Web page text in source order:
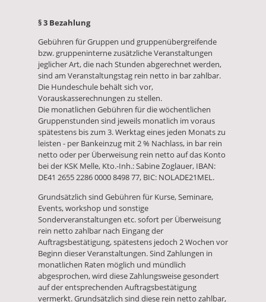
§ 3 Bezahlung
Gebühren für Gruppen und gruppenübergreifende
bzw. gruppeninterne zusätzliche Veranstaltungen
jeglicher Art, die nach Stunden abgerechnet werden,
sind am Veranstaltungstag rein netto in bar zahlbar.
Die Hundeschule behält sich vor,
Vorauskasserechnungen zu stellen.
Die monatlichen Gebühren für die wöchentlichen
Gruppenstunden sind jeweils monatlich im voraus
spätestens bis zum 3. Werktag eines jeden Monats zu
leisten - per Bankeinzug mit 2 % Nachlass, in bar rein
netto oder per Überweisung rein netto auf das Konto
bei der KSK Melle, Kto.-Inh.: Sabine Zoglauer, IBAN:
DE41 2655 2286 0000 8498 77, BIC: NOLADE21MEL.
Grundsätzlich sind Gebühren für Kurse, Seminare,
Events, workshop und sonstige
Sonderveranstaltungen etc. sofort per Überweisung
rein netto zahlbar nach Eingang der
Auftragsbestätigung, spätestens jedoch 2 Wochen vor
Beginn dieser Veranstaltungen. Sind Zahlungen in
monatlichen Raten möglich und mündlich
abgesprochen, wird diese Zahlungsweise gesondert
auf der entsprechenden Auftragsbestätigung
vermerkt. Grundsätzlich sind diese rein netto zahlbar,